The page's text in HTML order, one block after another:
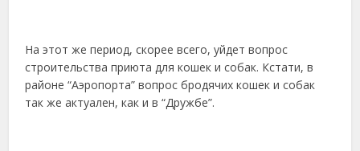
На этот же период, скорее всего, уйдет вопрос
строительства приюта для кошек и собак. Кстати, в
районе “Аэропорта” вопрос бродячих кошек и собак
так же актуален, как и в “Дружбе”.